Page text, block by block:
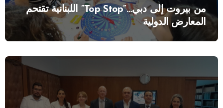
من بيروت إلى دبي…”Top Stop” اللبنانية تقتحم
المعارض الدولية